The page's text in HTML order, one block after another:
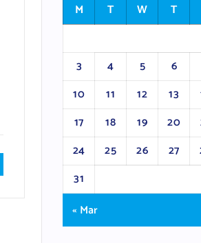
M
T W T
3
4 5 6
10
11 12 13
17
18 19 20
24
25 26 27
31
« Mar